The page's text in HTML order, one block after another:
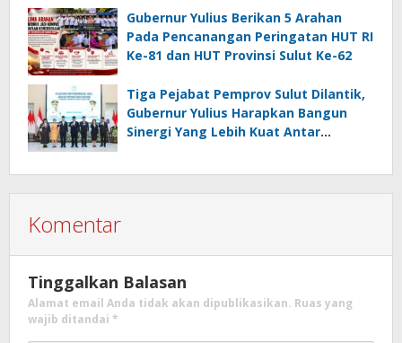
Gubernur Yulius Berikan 5 Arahan
Pada Pencanangan Peringatan HUT RI
Ke-81 dan HUT Provinsi Sulut Ke-62
Tiga Pejabat Pemprov Sulut Dilantik,
Gubernur Yulius Harapkan Bangun
Sinergi Yang Lebih Kuat Antar
Komentar
Tinggalkan Balasan
Alamat email Anda tidak akan dipublikasikan. Ruas yang
wajib ditandai *